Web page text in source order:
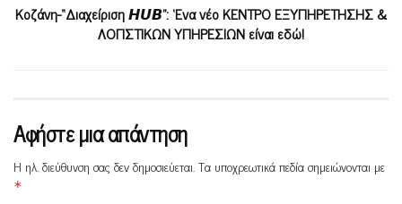
Κοζάνη-“Διαχείριση 𝙃𝙐𝘽”: ‘Ενα νέο ΚΕΝΤΡΟ ΕΞΥΠΗΡΕΤΗΣΗΣ &
ΛΟΓΙΣΤΙΚΩΝ ΥΠΗΡΕΣΙΩΝ είναι εδώ!
Αφήστε μια απάντηση
Η ηλ. διεύθυνση σας δεν δημοσιεύεται.Τα υποχρεωτικά πεδία σημειώνονται με
*